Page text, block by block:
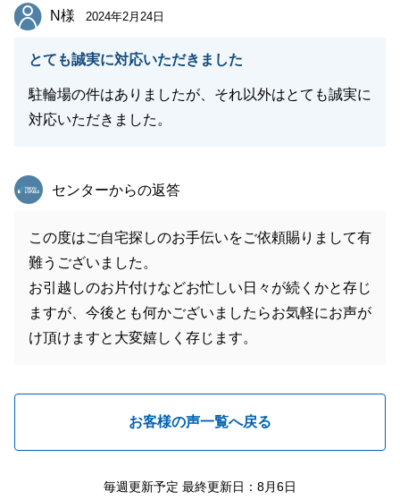
N様
N様 2024年2月24日
とても誠実に対応いただきました
駐輪場の件はありましたが、それ以外はとても誠実に
対応いただきました。
東急リバブル
センターからの返答
この度はご自宅探しのお手伝いをご依頼賜りまして有
難うございました。
お引越しのお片付けなどお忙しい日々が続くかと存じ
ますが、今後とも何かございましたらお気軽にお声が
け頂けますと大変嬉しく存じます。
お客様の声一覧へ戻る
毎週更新予定 最終更新日：8月6日